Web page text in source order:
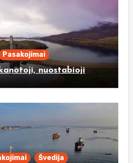
Pasakojimai
nuostabioji
Švedija